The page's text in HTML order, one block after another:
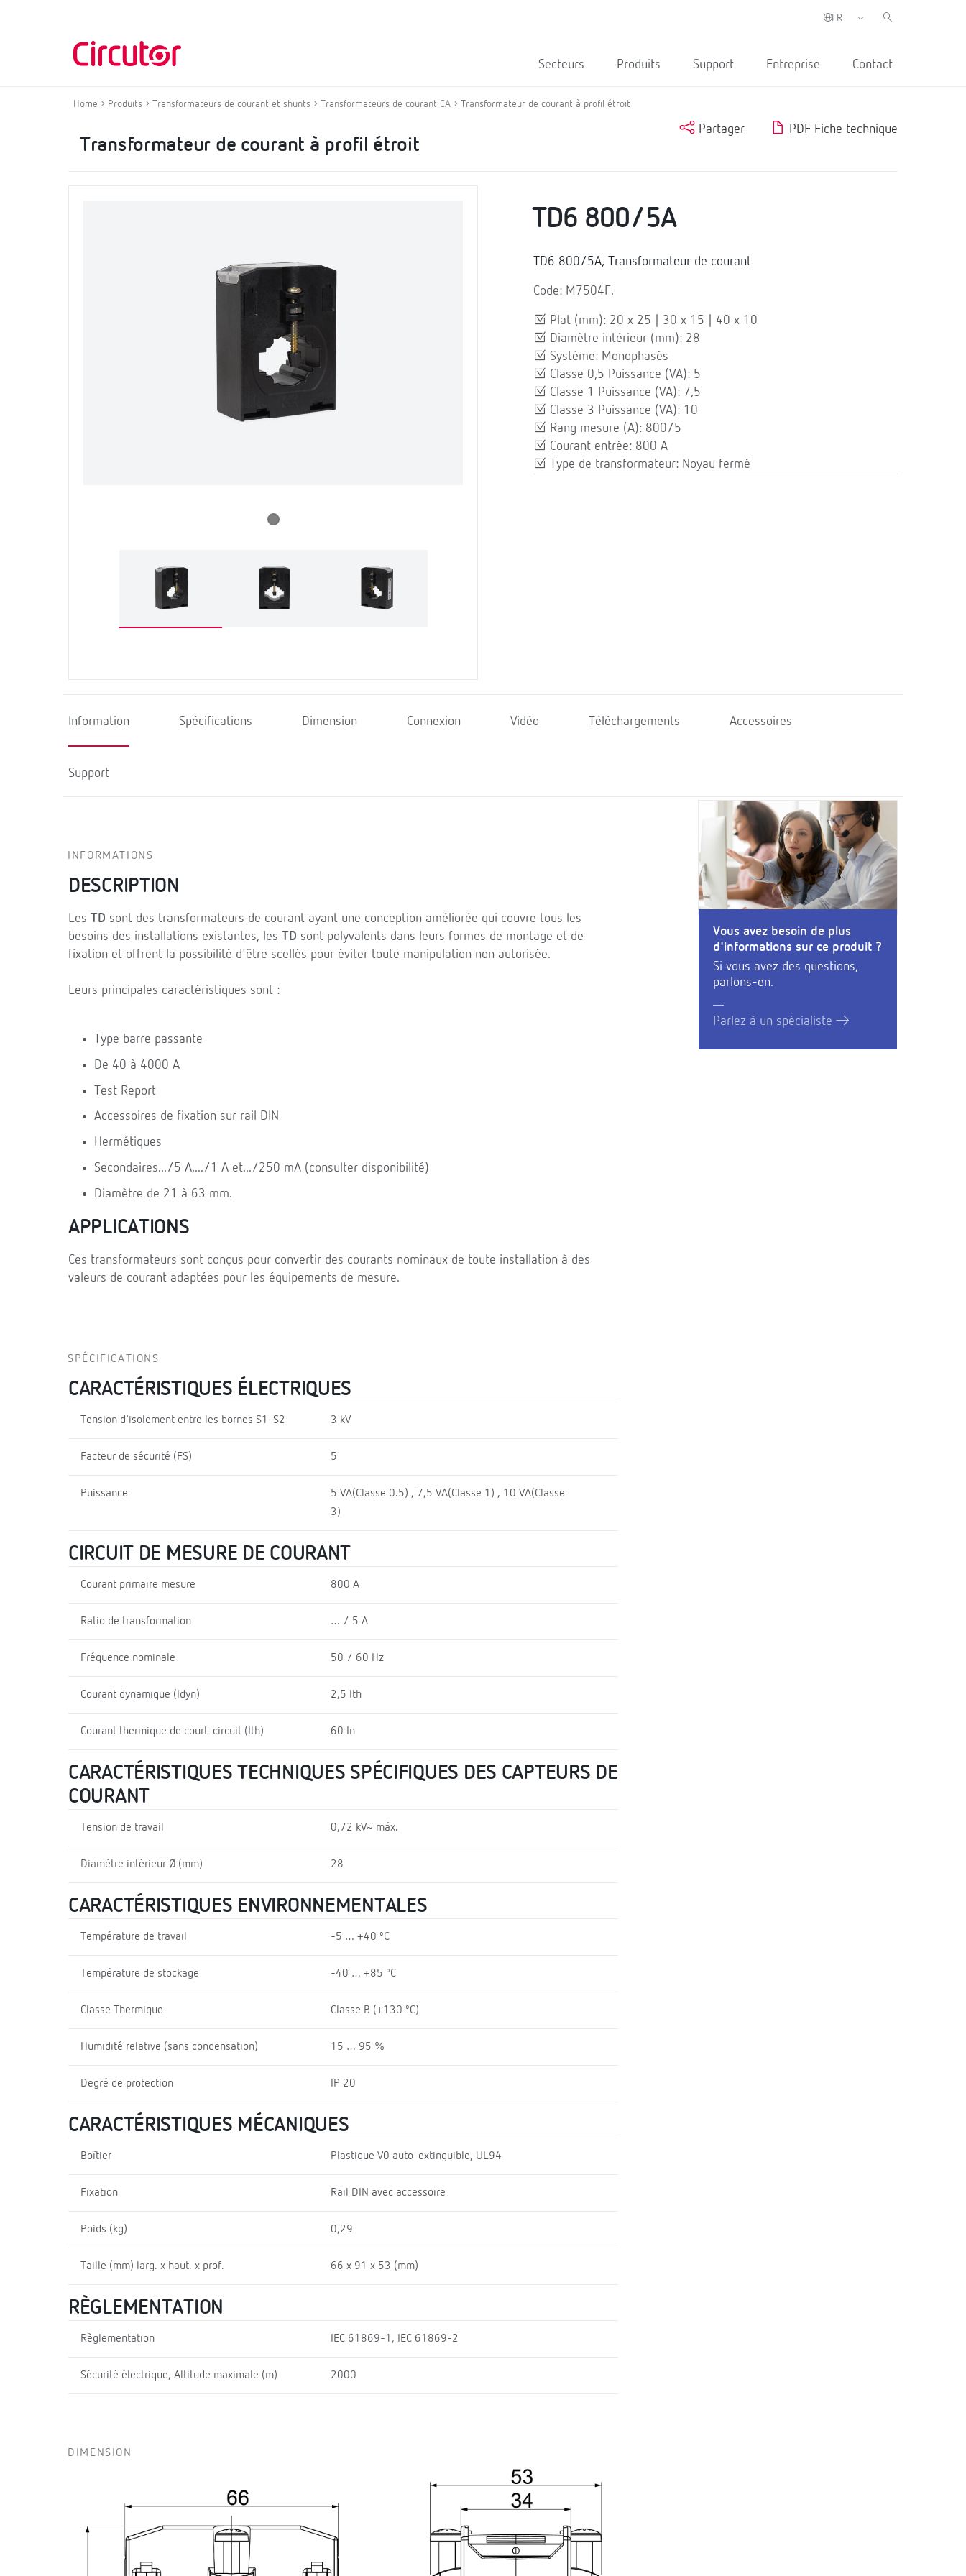
Secteurs Produits Support Entreprise Contact
Home Produits Transformateurs de courant et shunts Transformateurs de courant CA Transformateur de courant à profil étroit
Transformateur de courant à profil étroit
Partager PDF Fiche technique
TD6 800/5A
TD6 800/5A, Transformateur de courant
Code: M7504F.
Plat (mm): 20 x 25 | 30 x 15 | 40 x 10
Diamètre intérieur (mm): 28
Système: Monophasés
Classe 0,5 Puissance (VA): 5
Classe 1 Puissance (VA): 7,5
Classe 3 Puissance (VA): 10
Rang mesure (A): 800/5
Courant entrée: 800 A
Type de transformateur: Noyau fermé
Information Spécifications Dimension Connexion Vidéo Téléchargements Accessoires
Support
INFORMATIONS
DESCRIPTION
Les TD sont des transformateurs de courant ayant une conception améliorée qui couvre tous les
besoins des installations existantes, les TD sont polyvalents dans leurs formes de montage et de
fixation et offrent la possibilité d'être scellés pour éviter toute manipulation non autorisée.
Leurs principales caractéristiques sont :
Type barre passante
De 40 à 4000 A
Test Report
Accessoires de fixation sur rail DIN
Hermétiques
Secondaires.../5 A,.../1 A et.../250 mA (consulter disponibilité)
Diamètre de 21 à 63 mm.
APPLICATIONS
Ces transformateurs sont conçus pour convertir des courants nominaux de toute installation à des
valeurs de courant adaptées pour les équipements de mesure.
Vous avez besoin de plus
d'informations sur ce produit ?
Si vous avez des questions,
parlons-en.
Parlez à un spécialiste
SPÉCIFICATIONS
CARACTÉRISTIQUES ÉLECTRIQUES
Tension d'isolement entre les bornes S1-S2 3 kV
Facteur de sécurité (FS) 5
Puissance
5 VA(Classe 0.5) , 7,5 VA(Classe 1) , 10 VA(Classe
3)
CIRCUIT DE MESURE DE COURANT
Courant primaire mesure 800 A
Ratio de transformation … / 5 A
Fréquence nominale 50 / 60 Hz
Courant dynamique (Idyn) 2,5 Ith
Courant thermique de court-circuit (Ith) 60 In
CARACTÉRISTIQUES TECHNIQUES SPÉCIFIQUES DES CAPTEURS DE
COURANT
Tension de travail 0,72 kV~ máx.
Diamètre intérieur Ø (mm) 28
CARACTÉRISTIQUES ENVIRONNEMENTALES
Température de travail -5 … +40 ºC
Température de stockage -40 … +85 ºC
Classe Thermique Classe B (+130 ºC)
Humidité relative (sans condensation) 15 … 95 %
Degré de protection IP 20
CARACTÉRISTIQUES MÉCANIQUES
Boîtier Plastique V0 auto-extinguible, UL94
Fixation Rail DIN avec accessoire
Poids (kg) 0,29
Taille (mm) larg. x haut. x prof. 66 x 91 x 53 (mm)
RÈGLEMENTATION
Règlementation IEC 61869-1, IEC 61869-2
Sécurité électrique, Altitude maximale (m) 2000
DIMENSION